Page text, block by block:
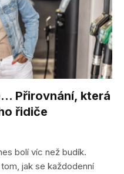
Přirovnání, která
řidiče
bolí víc než budík.
jak se každodenní